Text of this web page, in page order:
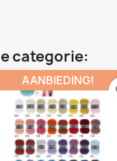
categorie:
AANBIEDING!